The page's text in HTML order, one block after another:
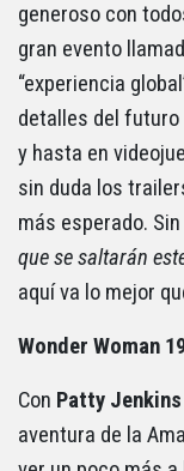
generoso con
gran evento
“experiencia
detalles del futuro
y hasta en
sin duda los
más esperado.
que se saltarán
aquí va lo mejor
Wonder Woman
Con Patty Jenkins
aventura de la